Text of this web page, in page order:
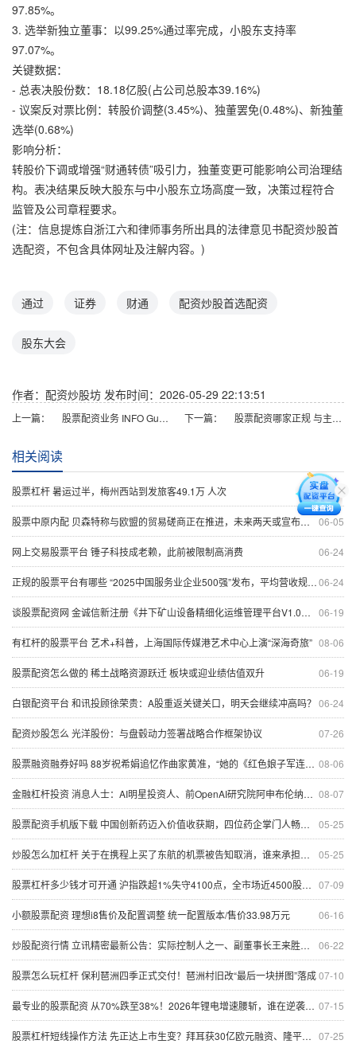
97.85%。
3. 选举新独立董事：以99.25%通过率完成，小股东支持率
97.07%。
关键数据：
- 总表决股份数：18.18亿股(占公司总股本39.16%)
- 议案反对票比例：转股价调整(3.45%)、独董罢免(0.48%)、新独董
选举(0.68%)
影响分析：
转股价下调或增强“财通转债”吸引力，独董变更可能影响公司治理结
构。表决结果反映大股东与中小股东立场高度一致，决策过程符合
监管及公司章程要求。
(注：信息提炼自浙江六和律师事务所出具的法律意见书配资炒股首
选配资，不包含具体网址及注解内容。)
通过 证券 财通 配资炒股首选配资
股东大会
作者：配资炒股坊 发布时间：2026-05-29 22:13:51
上一篇： 股票配资业务 INFO Guangdong正式上线，打造外籍人士在粤一站式资讯服务平台 下一篇： 股票配资哪家正规 与主流预期唱反调！贝莱德：美联储有充分理由选择降息
相关阅读
06-15
股票杠杆 暑运过半，梅州西站到发旅客49.1万 人次
06-05
股票中原内配 贝森特称与欧盟的贸易磋商正在推进，未来两天或宣布重大消息，比特币涨幅扩大
06-24
网上交易股票平台 锤子科技成老赖，此前被限制高消费
06-24
正规的股票平台有哪些 “2025中国服务业企业500强”发布，平均营收规模首破千亿元
06-19
谈股票配资网 金诚信新注册《井下矿山设备精细化运维管理平台V1.0》项目的软件著作权
08-06
有杠杆的股票平台 艺术+科普，上海国际传媒港艺术中心上演“深海奇旅”
06-19
股票配资怎么做的 稀土战略资源跃迁 板块或迎业绩估值双升
06-24
白银配资平台 和讯投顾徐荣贵：A股重返关键关口，明天会继续冲高吗？
07-26
配资炒股怎么 光洋股份：与盘毂动力签署战略合作框架协议
08-06
股票融资融券好吗 88岁祝希娟追忆作曲家黄准，“她的《红色娘子军连歌》永远响彻神州大地”
08-07
金融杠杆投资 消息人士：AI明星投资人、前OpenAI研究院阿申布伦纳遭遇巨额亏损 正在大规模平仓交易
05-25
股票配资手机版下载 中国创新药迈入价值收获期，四位药企掌门人畅谈机遇、破解难点
05-25
炒股怎么加杠杆 关于在携程上买了东航的机票被告知取消，谁来承担损失？
07-09
股票杠杆多少钱才可开通 沪指跌超1%失守4100点，全市场近4500股收绿，白酒等消费股逆势拉升
06-16
小额股票配资 理想i8售价及配置调整 统一配置版本/售价33.98万元
06-22
炒股配资行情 立讯精密最新公告：实际控制人之一、副董事长王来胜增持完成 累计增持金额2亿元
07-10
股票怎么玩杠杆 保利琶洲四季正式交付！琶洲村旧改“最后一块拼图”落成
07-15
最专业的股票配资 从70%跌至38%！2026年锂电增速腰斩，谁在逆袭抢占市场？
07-25
股票杠杆短线操作方法 先正达上市生变？拜耳获30亿欧元融资、隆平高科半年报出炉丨大公司